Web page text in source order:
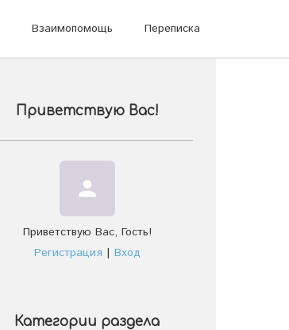
Взаимопомощь Переписка
Приветствую Вас!
person
Приветствую Вас, Гость!
Регистрация | Вход
Категории раздела